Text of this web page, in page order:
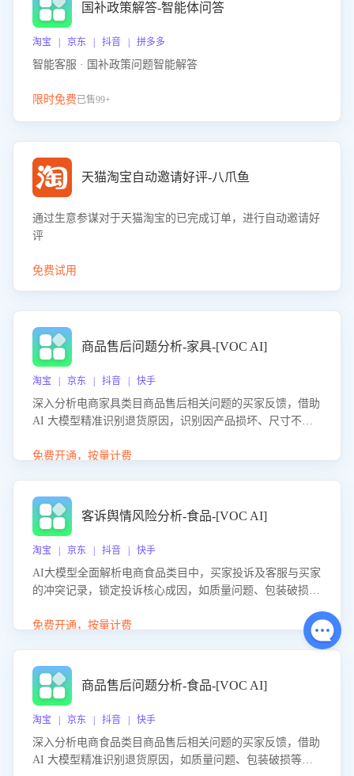
国补政策解答-智能体问答
淘宝 | 京东 | 抖音 | 拼多多
智能客服 · 国补政策问题智能解答
限时免费已售99+
天猫淘宝自动邀请好评-八爪鱼
通过生意参谋对于天猫淘宝的已完成订单，进行自动邀请好
评
免费试用
商品售后问题分析-家具-[VOC AI]
淘宝 | 京东 | 抖音 | 快手
深入分析电商家具类目商品售后相关问题的买家反馈，借助
AI 大模型精准识别退货原因，识别因产品损坏、尺寸不符
力商家优化产品或服务，实现销售额的显著提升。
免费开通，按量计费
客诉舆情风险分析-食品-[VOC AI]
淘宝 | 京东 | 抖音 | 快手
AI大模型全面解析电商食品类目中，买家投诉及客服与买家
的冲突记录，锁定投诉核心成因，如质量问题、包装破损
置差评防控，提升客户满意度。
免费开通，按量计费
商品售后问题分析-食品-[VOC AI]
淘宝 | 京东 | 抖音 | 快手
深入分析电商食品类目商品售后相关问题的买家反馈，借助
AI 大模型精准识别退货原因，如质量问题、包装破损等，